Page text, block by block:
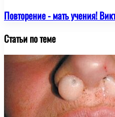
Повторение - мать учения!
Статьи по теме